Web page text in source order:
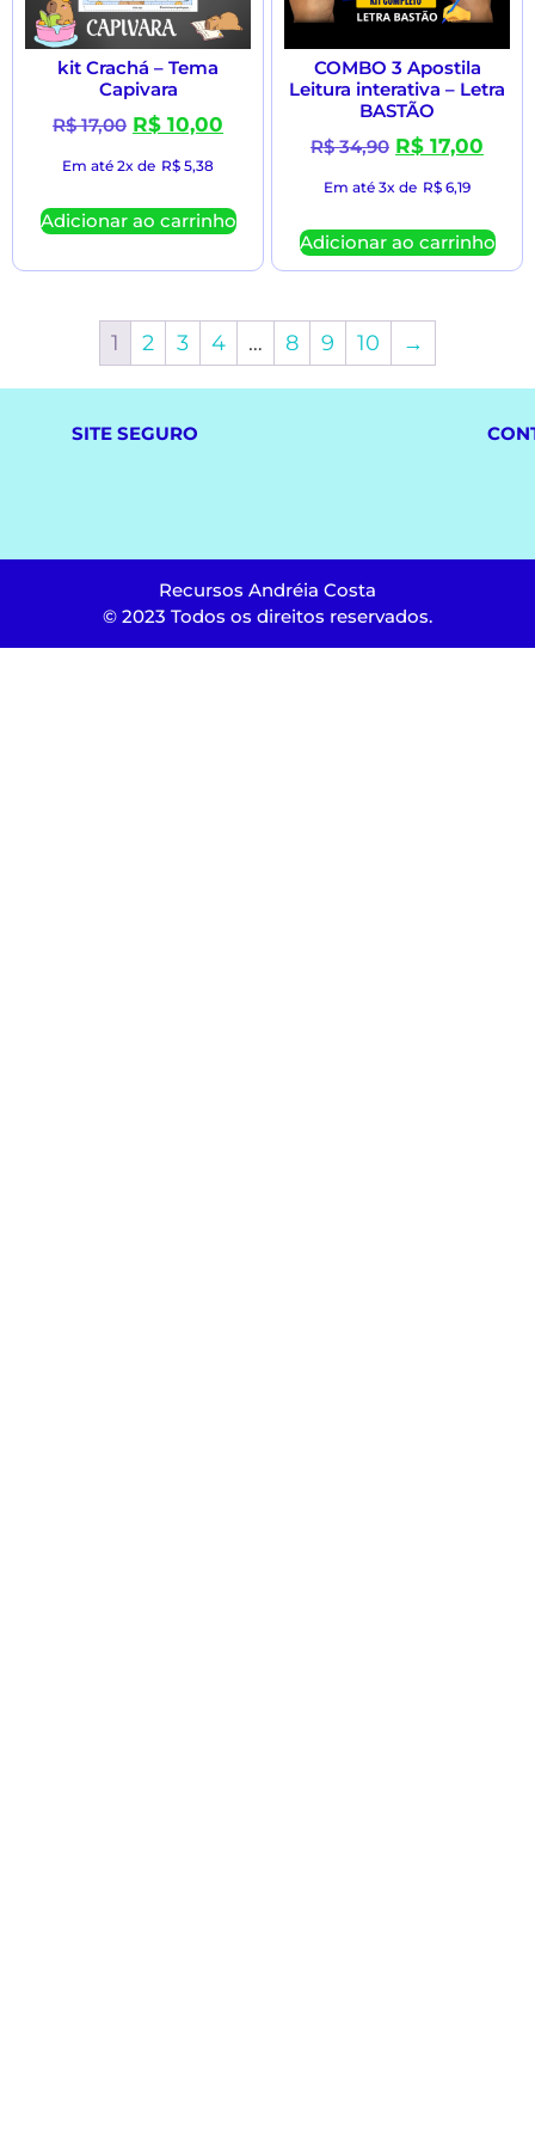
kit Crachá – Tema
Capivara
R$17,00 R$ 10,00
Em até 2x de R$ 5,38
Adicionar ao carrinho
COMBO 3 Apostila
Leitura interativa – Letra
BASTÃO
R$34,90 R$ 17,00
Em até 3x de R$ 6,19
Adicionar ao carrinho
1 2 3 4 … 8 9 10 →
SITE SEGURO
Recursos Andréia Costa
© 2023 Todos os direitos reservados.